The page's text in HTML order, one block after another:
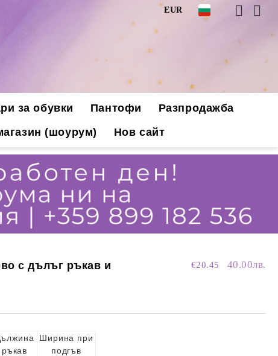
EUR
за обувки Пантофи
Разпродажба
(шоурум) Нов сайт
с дълъг ръкав и
€20.45 40.00лв.
ръкав
Ширина при
подгъв